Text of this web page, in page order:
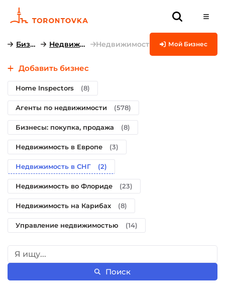
Бизнесы Недвижимость Недвижимость в СНГМой Бизнес
Добавить бизнес
Home Inspectors (8)
Агенты по недвижимости (578)
Бизнесы: покупка, продажа (8)
Недвижимость в Европе (3)
Недвижимость в СНГ (2)
Недвижимость во Флориде (23)
Недвижимость на Карибах (8)
Управление недвижимостью (14)
Поиск